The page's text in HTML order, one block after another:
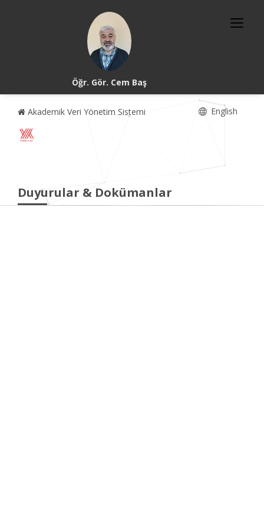
Öğr. Gör. Cem Baş
Akademik Veri Yönetim Sistemi English
Duyurular & Dokümanlar